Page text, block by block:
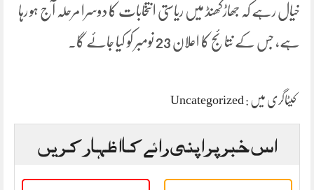
خیال رہے کہ جھاڑکھنڈ میں ریاستی انتخابات کا دوسرا مرحلہ آج ہو رہا
ہے، جس کے نتائج کا اعلان 23 نومبر کو کیا جائے گا۔
کیٹاگری میں : Uncategorized
اس خبر پر اپنی رائے کا اظہار کریں